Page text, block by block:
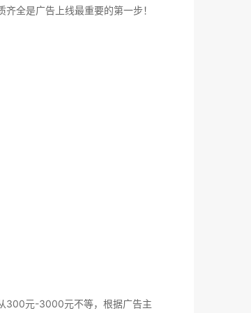
全是广告上线最重要的第一步！
300元-3000元不等，根据广告主